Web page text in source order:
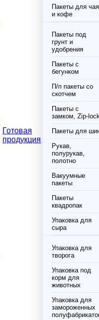
Готовая
продукция
Пакеты для чая
и кофе
Пакеты под
грунт и
удобрения
Пакеты с
бегунком
П/п пакеты со
скотчем
Пакеты с
замком, Zip-
Пакеты для
Рукав,
полурукав,
полотно
Вакуумные
пакеты
Пакеты
квадропак
Упаковка для
сыра
Упаковка для
творога
Упаковка под
корм для
животных
Упаковка для
замороженных